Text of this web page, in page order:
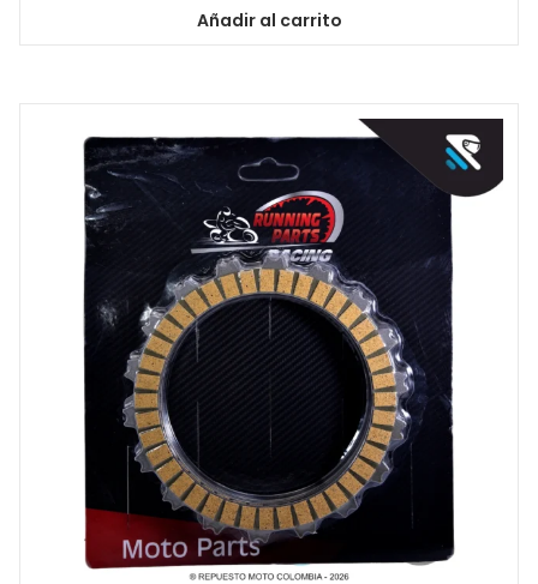
Añadir al carrito